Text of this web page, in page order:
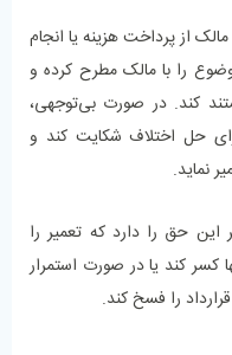
از پرداخت هزینه یا انجام
را با مالک مطرح کرده و
کند. در صورت بی‌توجهی،
حل اختلاف شکایت کند و
نماید.
حق را دارد که تعمیر را
کسر کند یا در صورت استمرار
را فسخ کند.